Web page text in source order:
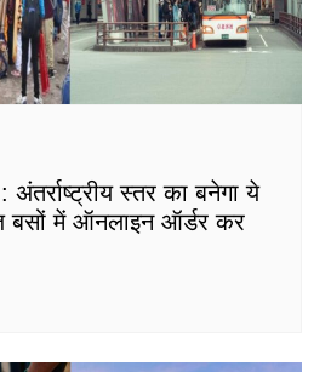
स्तर का बनेगा ये
बसों में ऑनलाइन ऑर्डर कर